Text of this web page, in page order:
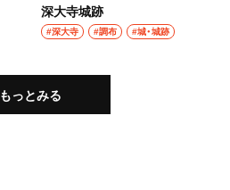
深大寺城跡
#深大寺 #調布 #城・城跡
もっとみる